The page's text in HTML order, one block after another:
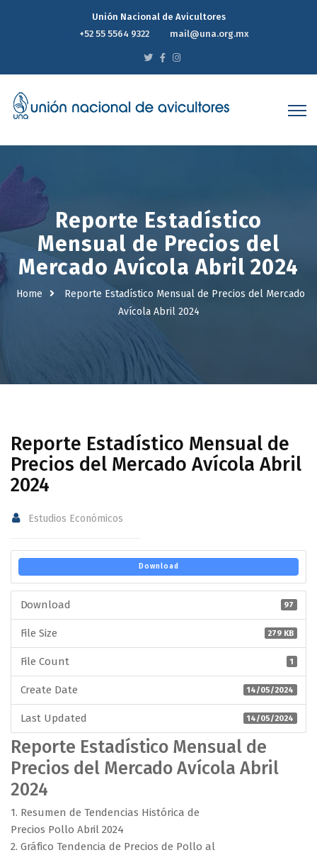
Unión Nacional de Avicultores
+52 55 5564 9322
mail@una.org.mx
Reporte Estadístico
Mensual de Precios del
Mercado Avícola Abril 2024
Home
Reporte Estadístico Mensual de Precios del Mercado
Avícola Abril 2024
Reporte Estadístico Mensual de
Precios del Mercado Avícola Abril
2024
Estudios Económicos
Download
Download 97
File Size 279 KB
File Count 1
Create Date 14/05/2024
Last Updated 14/05/2024
Reporte Estadístico Mensual de
Precios del Mercado Avícola Abril
2024
1. Resumen de Tendencias Histórica de
Precios Pollo Abril 2024
2. Gráfico Tendencia de Precios de Pollo al